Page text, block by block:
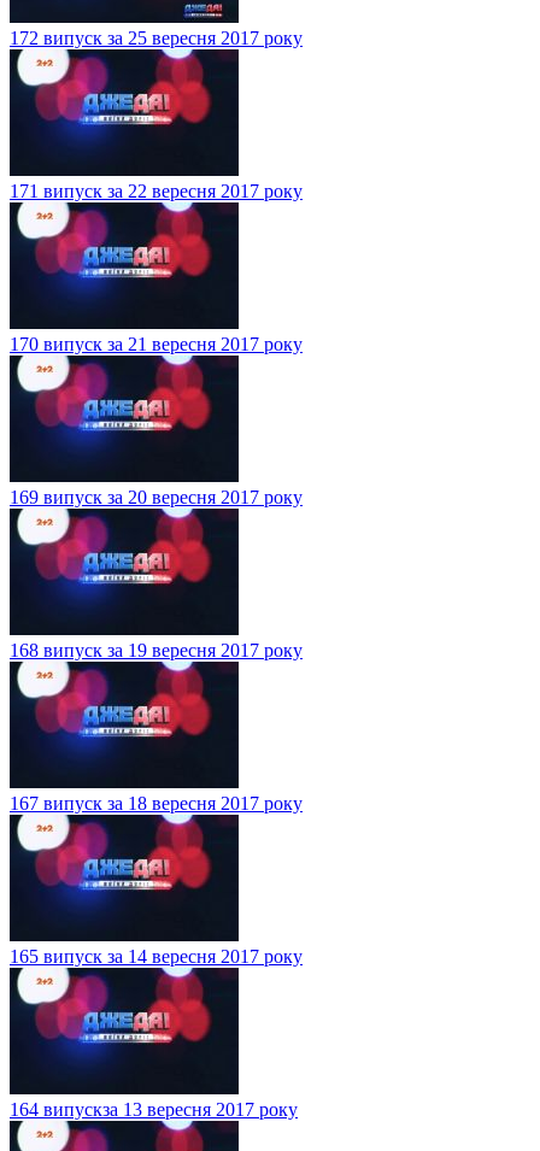
172 випуск за 25 вересня 2017 року
171 випуск за 22 вересня 2017 року
170 випуск за 21 вересня 2017 року
169 випуск за 20 вересня 2017 року
168 випуск за 19 вересня 2017 року
167 випуск за 18 вересня 2017 року
165 випуск за 14 вересня 2017 року
164 випускза 13 вересня 2017 року